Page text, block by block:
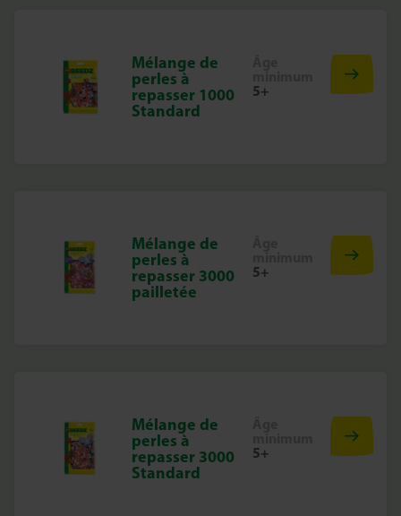
Mélange de
perles à
repasser 1000
Standard
5+
Mélange de
perles à
repasser 3000
pailletée
5+
Mélange de
perles à
repasser 3000
Standard
5+